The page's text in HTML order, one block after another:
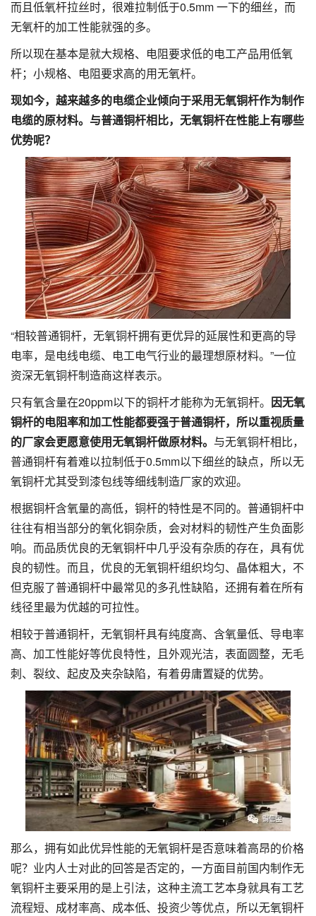
而且低氧杆拉丝时，很难拉制低于0.5mm 一下的细丝，而
无氧杆的加工性能就强的多。
所以现在基本是就大规格、电阻要求低的电工产品用低氧
杆；小规格、电阻要求高的用无氧杆。
现如今，越来越多的电缆企业倾向于采用无氧铜杆作为制作
电缆的原材料。与普通铜杆相比，无氧铜杆在性能上有哪些
优势呢？
“相较普通铜杆，无氧铜杆拥有更优异的延展性和更高的导
电率，是电线电缆、电工电气行业的最理想原材料。”一位
资深无氧铜杆制造商这样表示。
只有氧含量在20ppm以下的铜杆才能称为无氧铜杆。 因无氧
铜杆的电阻率和加工性能都要强于普通铜杆，所以重视质量
的厂家会更愿意使用无氧铜杆做原材料。 与无氧铜杆相比，
普通铜杆有着难以拉制低于0.5mm以下细丝的缺点，所以无
氧铜杆尤其受到漆包线等细线制造厂家的欢迎。
根据铜杆含氧量的高低，铜杆的特性是不同的。普通铜杆中
往往有相当部分的氧化铜杂质，会对材料的韧性产生负面影
响。而品质优良的无氧铜杆中几乎没有杂质的存在，具有优
良的韧性。而且，优良的无氧铜杆组织均匀、晶体粗大，不
但克服了普通铜杆中最常见的多孔性缺陷，还拥有着在所有
线径里最为优越的可拉性。
相较于普通铜杆，无氧铜杆具有纯度高、含氧量低、导电率
高、加工性能好等优良特性，且外观光洁，表面圆整，无毛
刺、裂纹、起皮及夹杂缺陷，有着毋庸置疑的优势。
那么，拥有如此优异性能的无氧铜杆是否意味着高昂的价格
呢？业内人士对此的回答是否定的，一方面目前国内制作无
氧铜杆主要采用的是上引法，这种主流工艺本身就具有工艺
流程短、成材率高、成本低、投资少等优点，所以无氧铜杆